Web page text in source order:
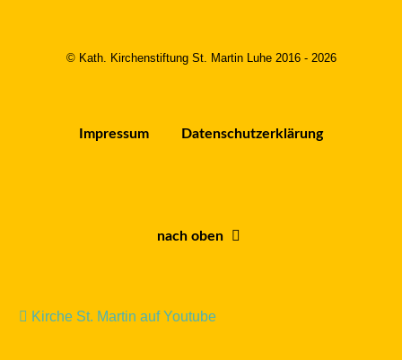
© Kath. Kirchenstiftung St. Martin Luhe 2016 - 2026
Impressum Datenschutzerklärung
nach oben
Kirche St. Martin auf Youtube